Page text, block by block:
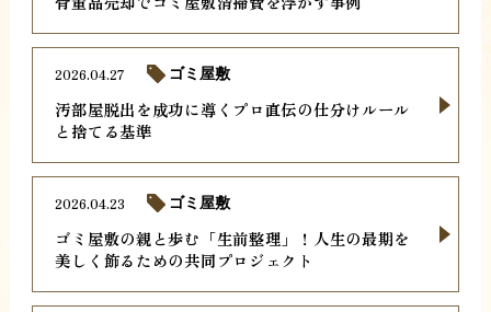
汚部屋脱出を成功に導くプロ直伝の仕分けルール
と捨てる基準
2026.04.27 ゴミ屋敷
ゴミ屋敷の親と歩む「生前整理」！人生の最期を
美しく飾るための共同プロジェクト
2026.04.23 ゴミ屋敷